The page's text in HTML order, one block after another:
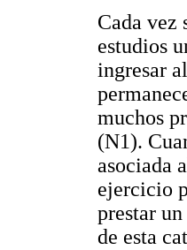
Cada vez
estudios
ingresar
muchos
(N1).
asociada
ejercicio
prestar
de esta